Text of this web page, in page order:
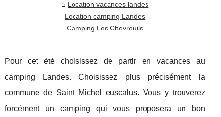
Location vacances landes
Location camping Landes
Camping Les Chevreuils
Pour cet été choisissez de partir en vacances au
camping Landes. Choisissez plus précisément la
commune de Saint Michel euscalus. Vous y trouverez
forcément un camping qui vous proposera un bon